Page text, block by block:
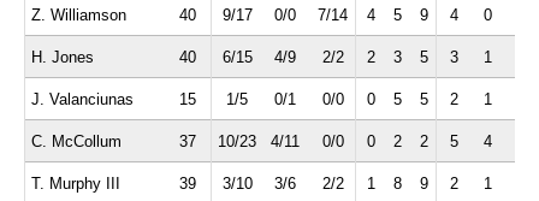
Z. Williamson 40 9/17 0/0 7/14 4 5 9 4 0
H. Jones 40 6/15 4/9 2/2 2 3 5 3 1
J. Valanciunas 15 1/5 0/1 0/0 0 5 5 2 1
C. McCollum 37 10/23 4/11 0/0 0 2 2 5 4
T. Murphy III 39 3/10 3/6 2/2 1 8 9 2 1